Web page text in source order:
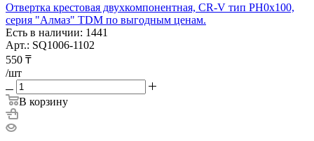
Отвертка крестовая двухкомпонентная, CR-V тип PH0x100,
серия "Алмаз" TDM по выгодным ценам.
Есть в наличии: 1441
Арт.: SQ1006-1102
550 ₸
/шт
В корзину